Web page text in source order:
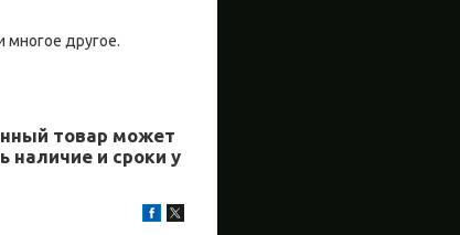
многое другое.
товар может
наличие и сроки у